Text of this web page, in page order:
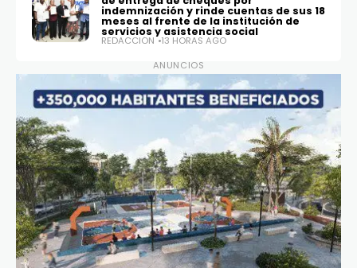
indemnización y rinde cuentas de sus 18
meses al frente de la institución de
servicios y asistencia social
REDACCIÓN
13 HORAS AGO
ANUNCIOS